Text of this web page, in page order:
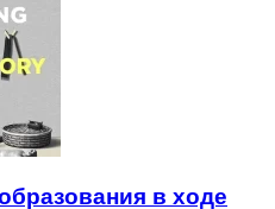
в ходе